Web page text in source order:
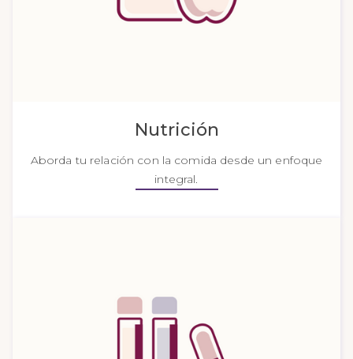
Nutrición
Aborda tu relación con la comida desde un enfoque
integral.